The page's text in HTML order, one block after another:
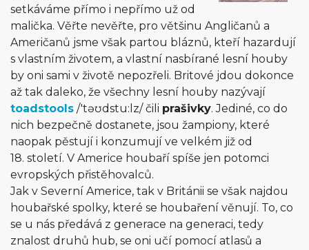
setkáváme přímo i nepřímo už od
malička. Věřte nevěřte, pro většinu Angličanů a
Američanů jsme však partou bláznů, kteří hazardují
s vlastním životem, a vlastní nasbírané lesní houby
by oni sami v životě nepozřeli. Britové jdou dokonce
až tak daleko, že všechny lesní houby nazývají
toadstools /'təʊdstu:lz/čili prašivky. Jediné, co do
nich bezpečně dostanete, jsou žampiony, které
naopak pěstují i konzumují ve velkém již od
18. století. V Americe houbaří spíše jen potomci
evropských přistěhovalců.
Jak v Severní Americe, tak v Británii se však najdou
houbařské spolky, které se houbaření věnují. To, co
se u nás předává z generace na generaci, tedy
znalost druhů hub, se oni učí pomocí atlasů a